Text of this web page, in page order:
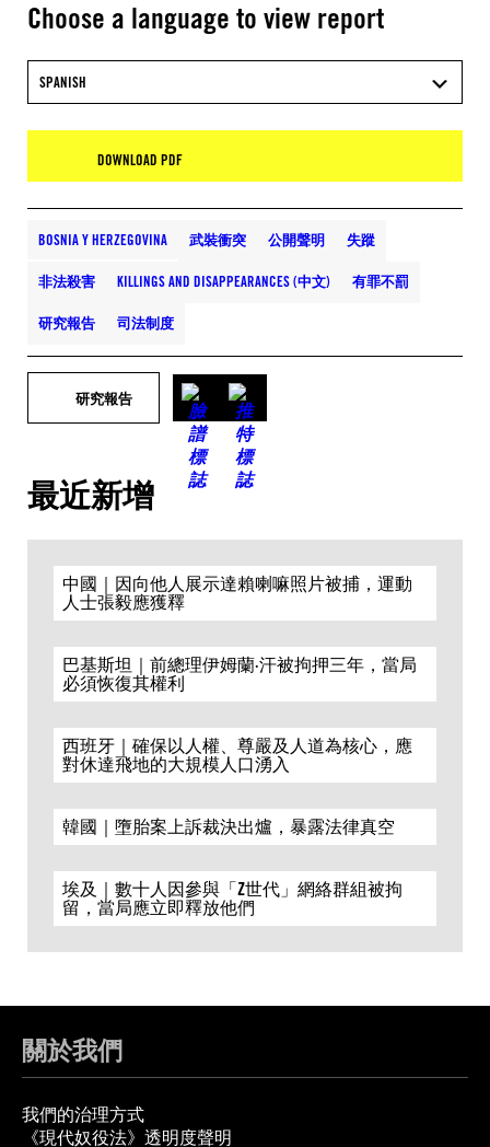
Choose a language to view report
SPANISH
DOWNLOAD PDF
BOSNIA Y HERZEGOVINA 武裝衝突 公開聲明 失蹤
非法殺害 KILLINGS AND DISAPPEARANCES (中文) 有罪不罰
研究報告 司法制度
研究報告
最近新增
中國｜因向他人展示達賴喇嘛照片被捕，運動
人士張毅應獲釋
巴基斯坦｜前總理伊姆蘭·汗被拘押三年，當局
必須恢復其權利
西班牙｜確保以人權、尊嚴及人道為核心，應
對休達飛地的大規模人口湧入
韓國｜墮胎案上訴裁決出爐，暴露法律真空
埃及｜數十人因參與「Z世代」網絡群組被拘
留，當局應立即釋放他們
關於我們
我們的治理方式
《現代奴役法》透明度聲明